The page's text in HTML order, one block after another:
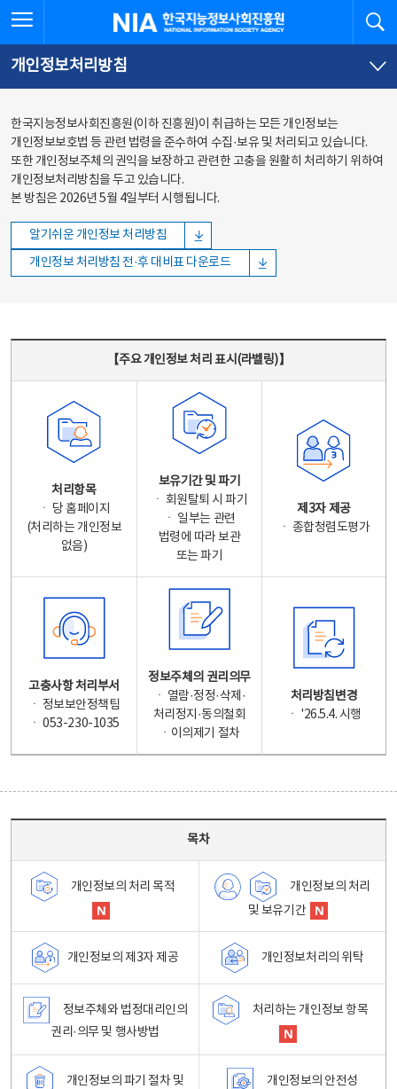
바로가기
바로가기
한국지능정보사회진흥원
개인정보처리방침
한국지능정보사회진흥원(이하 진흥원)이 취급하는 모든 개인정보는
개인정보보호법 등 관련 법령을 준수하여 수집·보유 및 처리되고 있습니다.
또한 개인정보주체의 권익을 보장하고 관련한 고충을 원활히 처리하기 위하여
개인정보처리방침을 두고 있습니다.
본 방침은 2026년 5월 4일부터 시행됩니다.
알기쉬운 개인정보 처리방침
개인정보 처리방침 전·후 대비표 다운로드
【주요 개인정보 처리 표시(라벨링)】
처리항목
ㆍ 당 홈페이지
(처리하는 개인정보
없음)
보유기간 및 파기
ㆍ 회원탈퇴 시 파기
ㆍ 일부는 관련
법령에 따라 보관
또는 파기
제3자 제공
ㆍ 종합청렴도평가
고충사항 처리부서
ㆍ 정보보안정책팀
ㆍ 053-230-1035
정보주체의 권리의무
ㆍ 열람·정정·삭제·
처리정지·동의철회
ㆍ이의제기 절차
처리방침변경
ㆍ '26.5.4. 시행
목차
개인정보의 처리 목적
개인정보의 처리
및 보유기간
개인정보의 제3자 제공 개인정보처리의 위탁
정보주체와 법정대리인의
권리·의무 및 행사방법
처리하는 개인정보 항목
개인정보의 파기 절차 및
개인정보의 안전성